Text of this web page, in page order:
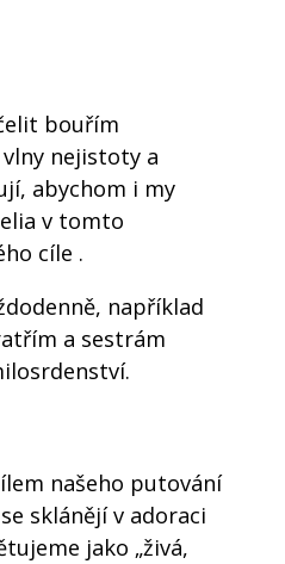
bouřím
nejistoty a
abychom i my
v tomto
cíle .
například
a sestrám
našeho putování
sklánějí v adoraci
jako „živá,